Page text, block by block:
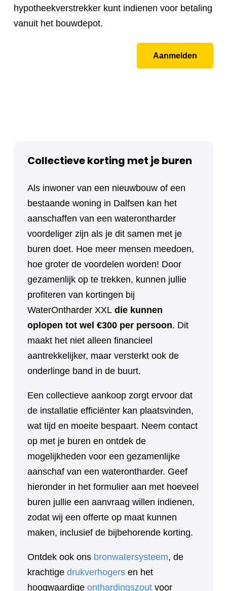
hypotheekverstrekker kunt indienen voor betaling
vanuit het bouwdepot.
Aanmelden
Collectieve korting met je buren
Als inwoner van een nieuwbouw of een
bestaande woning in Dalfsen kan het
aanschaffen van een waterontharder
voordeliger zijn als je dit samen met je
buren doet. Hoe meer mensen meedoen,
hoe groter de voordelen worden! Door
gezamenlijk op te trekken, kunnen jullie
profiteren van kortingen bij
WaterOntharder XXL die kunnen
oplopen tot wel €300 per persoon. Dit
maakt het niet alleen financieel
aantrekkelijker, maar versterkt ook de
onderlinge band in de buurt.
Een collectieve aankoop zorgt ervoor dat
de installatie efficiënter kan plaatsvinden,
wat tijd en moeite bespaart. Neem contact
op met je buren en ontdek de
mogelijkheden voor een gezamenlijke
aanschaf van een waterontharder. Geef
hieronder in het formulier aan met hoeveel
buren jullie een aanvraag willen indienen,
zodat wij een offerte op maat kunnen
maken, inclusief de bijbehorende korting.
Ontdek ook ons bronwatersysteem, de
krachtige drukverhogers en het
hoogwaardige onthardingszout voor